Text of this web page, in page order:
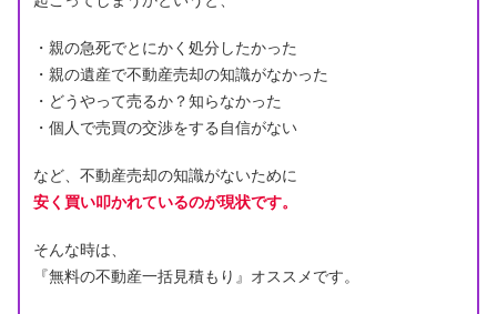
・親の急死でとにかく処分したかった
・親の遺産で不動産売却の知識がなかった
・どうやって売るか？知らなかった
・個人で売買の交渉をする自信がない
など、不動産売却の知識がないために
安く買い叩かれているのが現状です。
そんな時は、
『無料の不動産一括見積もり』オススメです。